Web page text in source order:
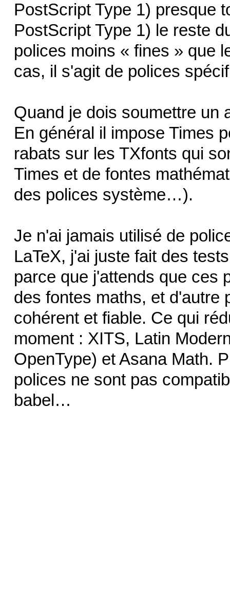
PostScript Type 1) presque
PostScript Type 1) le reste
polices moins « fines » que
cas, il s'agit de polices
Quand je dois soumettre un
En général il impose Times
rabats sur les TXfonts qui
Times et de fontes
des polices système…).
Je n'ai jamais utilisé de
LaTeX, j'ai juste fait des
parce que j'attends que ces
des fontes maths, et d'autre
cohérent et fiable. Ce qui
moment : XITS, Latin
OpenType) et Asana Math.
polices ne sont pas
babel…